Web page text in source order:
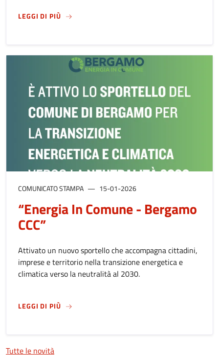
LEGGI DI PIÙSULUNEDÌ 2 FEBBRAIO: UN NUOVO
COMUNICATO STAMPA 15-01-2026
“Energia In Comune - Bergamo
CCC”
Attivato un nuovo sportello che accompagna cittadini,
imprese e territorio nella transizione energetica e
climatica verso la neutralità al 2030.
LEGGI DI PIÙSU“ENERGIA IN COMUNE - BERGAMO CCC”
Tutte le novità